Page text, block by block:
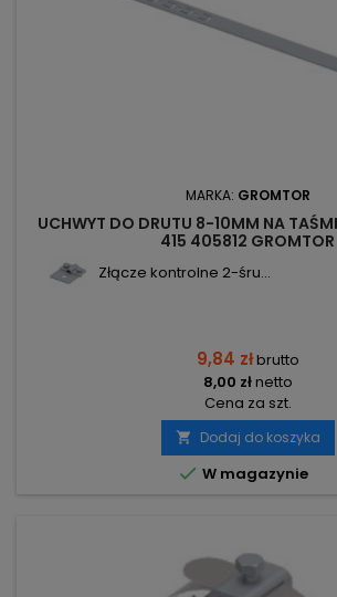
MARKA: GROMTOR
UCHWYT DO DRUTU 8-10MM NA
415 405812 GROMTOR
Złącze kontrolne 2-śru...
9,84 złbrutto
8,00 złnetto
Cena za szt.
 Dodaj do koszyka
 W magazynie